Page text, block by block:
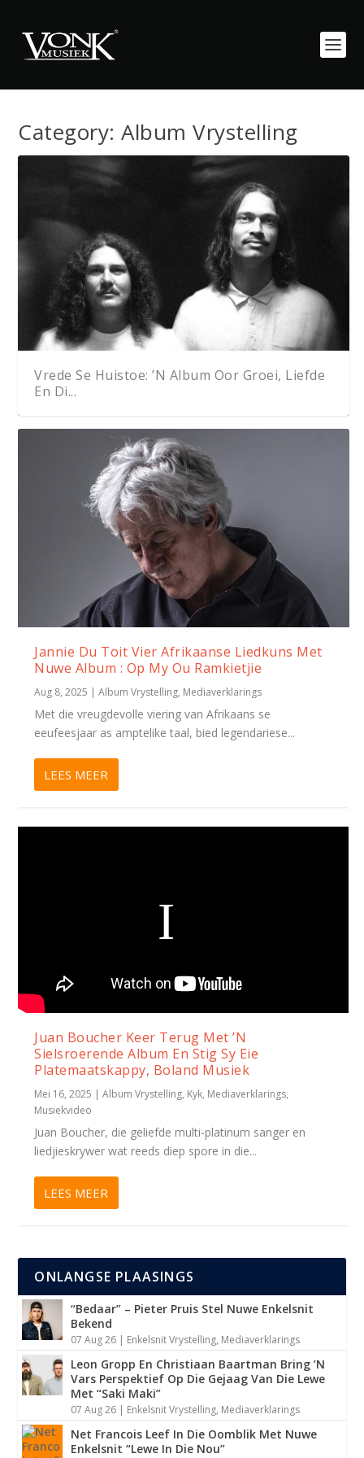
Category:Album Vrystelling
Vrede Se Huistoe: ’N Album Oor Groei, Liefde
En Di...
Jannie Du Toit Vier Afrikaanse Liedkuns Met
Nuwe Album : Op My Ou Ramkietjie
Aug 8, 2025 |Album Vrystelling, Mediaverklarings
Met die vreugdevolle viering van Afrikaans se
eeufeesjaar as amptelike taal, bied legendariese...
LEES MEER
Juan Boucher Keer Terug Met ’N
Sielsroerende Album En Stig Sy Eie
Platemaatskappy, Boland Musiek
Mei 16, 2025 |Album Vrystelling, Kyk, Mediaverklarings,
Musiekvideo
Juan Boucher, die geliefde multi-platinum sanger en
liedjieskrywer wat reeds diep spore in die...
LEES MEER
ONLANGSE PLAASINGS
“Bedaar” – Pieter Pruis Stel Nuwe Enkelsnit
Bekend
07 Aug 26 | Enkelsnit Vrystelling, Mediaverklarings
Leon Gropp En Christiaan Baartman Bring ’N
Vars Perspektief Op Die Gejaag Van Die Lewe
Met “Saki Maki”
07 Aug 26 | Enkelsnit Vrystelling, Mediaverklarings
Net Francois Leef In Die Oomblik Met Nuwe
Enkelsnit “Lewe In Die Nou”